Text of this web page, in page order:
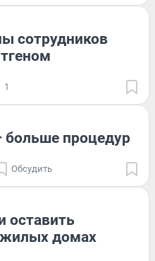
сотрудников
1
процедур
Обсудить
оставить
жилых домах